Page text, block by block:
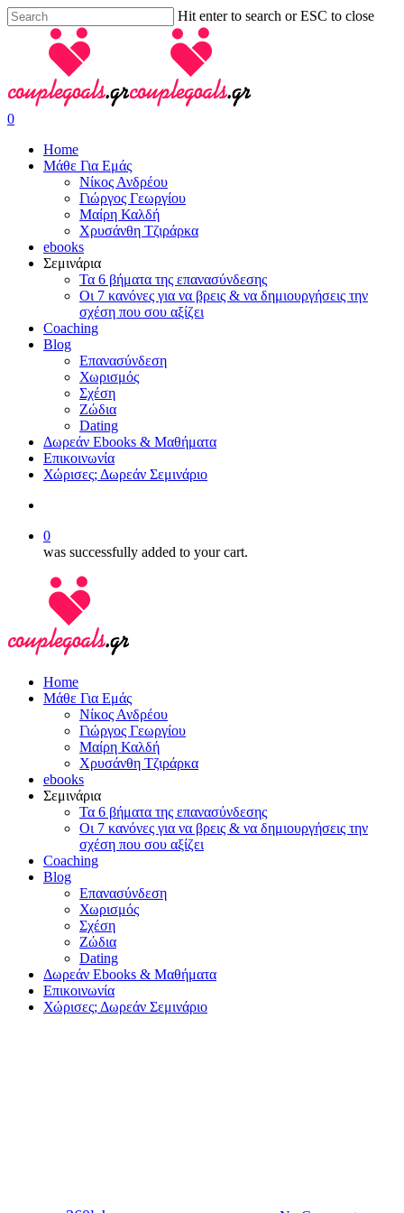
Skip
to
Hit enter to search or ESC to close
search
0
Home
Μάθε Για Εμάς
Νίκος Ανδρέου
Γιώργος Γεωργίου
Μαίρη Καλδή
Χρυσάνθη Τζιράρκα
ebooks
Σεμινάρια
Τα 6 βήματα της επανασύνδεσης
Οι 7 κανόνες για να βρεις & να δημιουργήσεις την
σχέση που σου αξίζει
Coaching
Blog
Επανασύνδεση
Χωρισμός
Σχέση
Ζώδια
Dating
Δωρεάν Ebooks & Μαθήματα
Επικοινωνία
Χώρισες; Δωρεάν Σεμινάριο
0
was successfully added to your cart.
Home
Μάθε Για Εμάς
Νίκος Ανδρέου
Γιώργος Γεωργίου
Μαίρη Καλδή
Χρυσάνθη Τζιράρκα
ebooks
Σεμινάρια
Τα 6 βήματα της επανασύνδεσης
Οι 7 κανόνες για να βρεις & να δημιουργήσεις την
σχέση που σου αξίζει
Coaching
Blog
Επανασύνδεση
Χωρισμός
Σχέση
Ζώδια
Dating
Δωρεάν Ebooks & Μαθήματα
Επικοινωνία
Χώρισες; Δωρεάν Σεμινάριο